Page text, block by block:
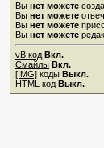
Вы нет можете
Вы нет можете
Вы нет можете
Вы нет можете
vB код Вкл.
Смайлы Вкл.
[IMG] коды Выкл.
HTML код Выкл.